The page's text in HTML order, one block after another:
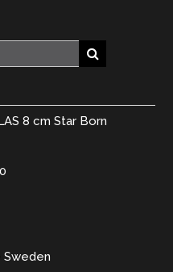
8 cm Star Born
Sweden